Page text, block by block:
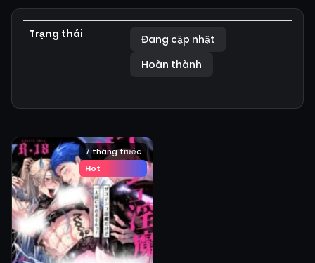
Trạng thái
Đang cập nhật
Hoàn thành
7 tháng trước
Hot